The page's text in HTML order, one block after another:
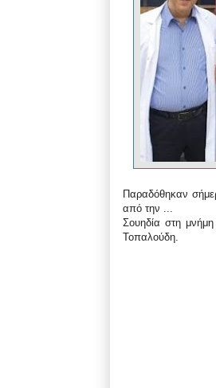
Παραδόθηκαν
από την ...
Σουηδία στη μνήμη
Τοπαλούδη.